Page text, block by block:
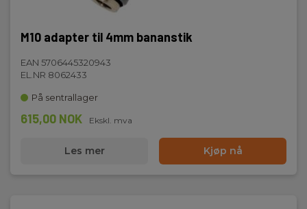
M10 adapter til 4mm bananstik
EAN 5706445320943
EL.NR 8062433
På sentrallager
615,00 NOK Ekskl. mva
Les mer Kjøp nå